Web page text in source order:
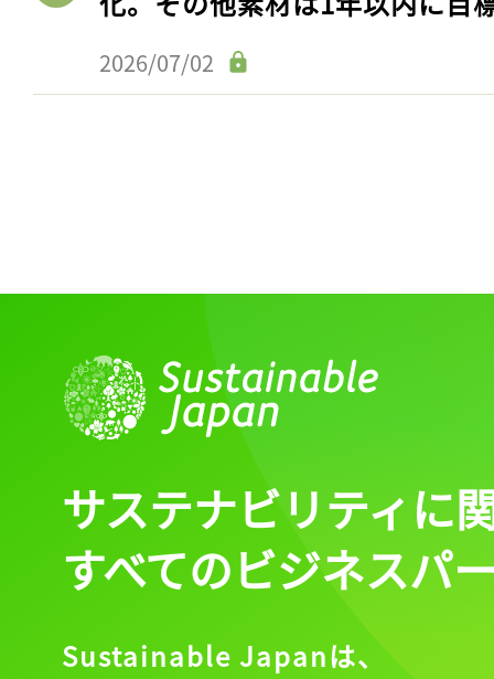
2026/07/02
サステナビリティに
すべてのビジネスパ
Sustainable Japanは、